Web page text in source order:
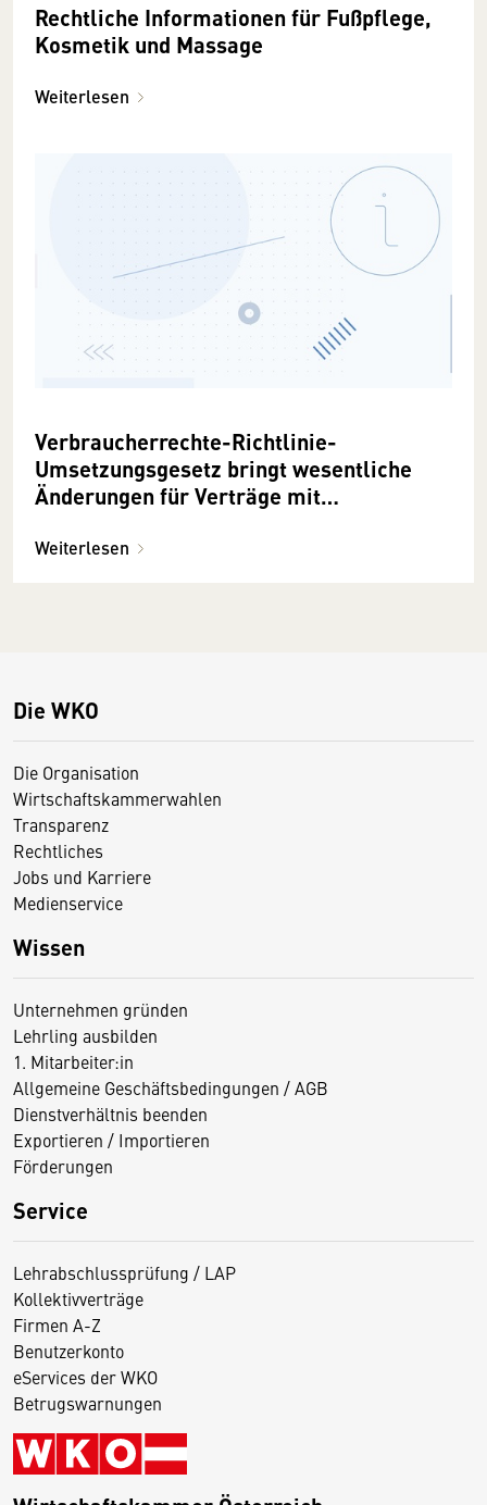
Rechtliche Informationen für Fußpflege,
Kosmetik und Massage
Weiterlesen
Verbraucherrechte-Richtlinie-
Umsetzungsgesetz bringt wesentliche
Änderungen für Verträge mit
Weiterlesen
Die WKO
Die Organisation
Wirtschaftskammerwahlen
Transparenz
Rechtliches
Jobs und Karriere
Medienservice
Wissen
Unternehmen gründen
Lehrling ausbilden
1. Mitarbeiter:in
Allgemeine Geschäftsbedingungen / AGB
Dienstverhältnis beenden
Exportieren / Importieren
Förderungen
Service
Lehrabschlussprüfung / LAP
Kollektivverträge
Firmen A-Z
Benutzerkonto
eServices der WKO
Betrugswarnungen